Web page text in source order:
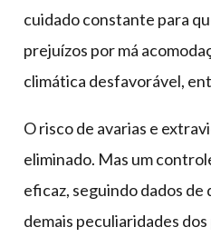
cuidado constante para
prejuízos por má
climática desfavorável,
O risco de avarias e
eliminado. Mas um
eficaz, seguindo dados de
demais peculiaridades